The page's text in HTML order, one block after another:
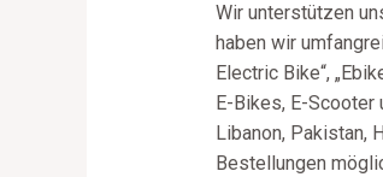
Wir unterstützen
haben wir
Electric Bike“,
E-Bikes, E-
Libanon, Pakistan,
Bestellungen